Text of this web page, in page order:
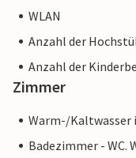
WLAN
Anzahl der
Anzahl der
Zimmer
Warm-/Kaltwasser
Badezimmer - WC.